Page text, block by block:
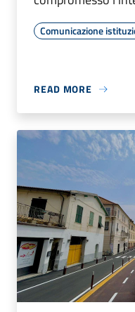
Comunicazione
READ MORE